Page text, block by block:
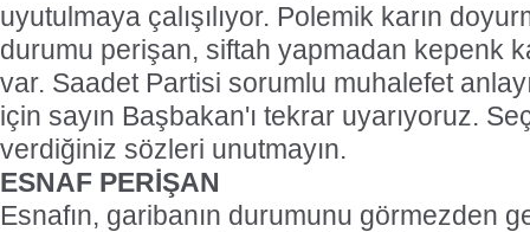
uyutulmaya çalışılıyor. Polemik karın
durumu perişan, siftah yapmadan kepenk
var. Saadet Partisi sorumlu muhalefet
için sayın Başbakan'ı tekrar uyarıyoruz.
verdiğiniz sözleri unutmayın.
ESNAF PERİŞAN
Esnafın, garibanın durumunu görmezden